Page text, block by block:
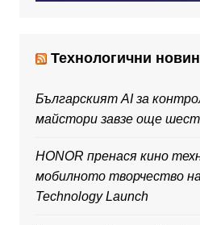
Технологични
Българският AI за
майстори завзе още
HONOR пренася кино
мобилното творчество
Technology Launch